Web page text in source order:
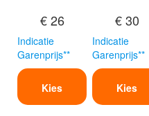
€ 26
Indicatie
Garenprijs**
Kies
€ 30
Indicatie
Garenprijs**
Kies